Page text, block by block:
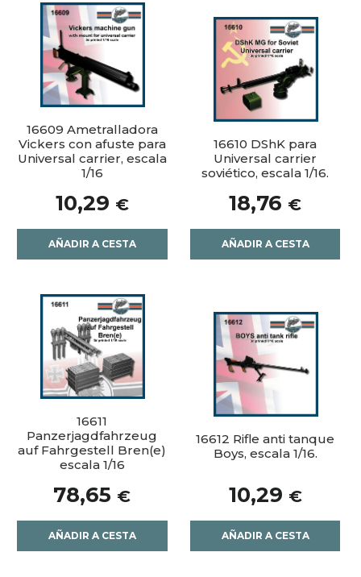
16609 Ametralladora
Vickers con afuste para
Universal carrier, escala
1/16
10,29 €
AÑADIR A CESTA
16610 DShK para
Universal carrier
soviético, escala 1/16.
18,76 €
AÑADIR A CESTA
16611
Panzerjagdfahrzeug
auf Fahrgestell Bren(e)
escala 1/16
78,65 €
AÑADIR A CESTA
16612 Rifle anti tanque
Boys, escala 1/16.
10,29 €
AÑADIR A CESTA